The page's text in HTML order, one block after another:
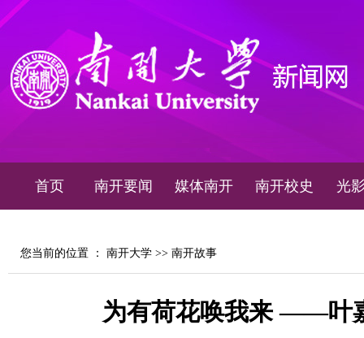
首页 南开要闻 媒体南开 南开校史 光
您当前的位置 ： 南开大学 >> 南开故事
为有荷花唤我来 ——叶